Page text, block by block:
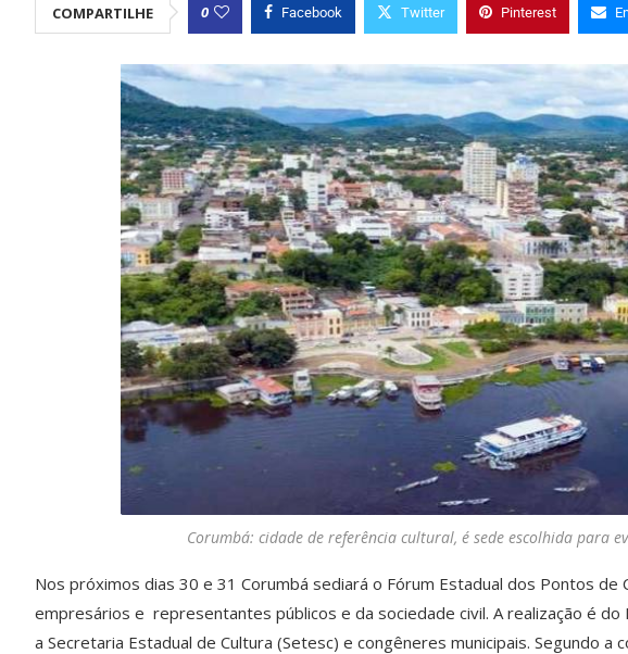
COMPARTILHE 0 Facebook Twitter Pinterest
Corumbá: cidade de referência cultural, é sede escolhida para
Nos próximos dias 30 e 31 Corumbá sediará o Fórum Estadual dos Pontos
empresários e representantes públicos e da sociedade civil. A realização é
a Secretaria Estadual de Cultura (Setesc) e congêneres municipais. Segundo